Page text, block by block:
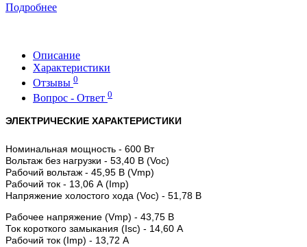
Подробнее
Описание
Характеристики
Отзывы 0
Вопрос - Ответ 0
ЭЛЕКТРИЧЕСКИЕ ХАРАКТЕРИСТИКИ
Номинальная мощность - 600 Вт
Вольтаж без нагрузки - 53,40 В (Voc)
Рабочий вольтаж - 45,95 В (Vmp)
Рабочий ток - 13,06 А (Imp)
Напряжение холостого хода (Voc) - 51,78 В
Рабочее напряжение (Vmp) - 43,75 В
Ток короткого замыкания (Isc) - 14,60 А
Рабочий ток (Imp) - 13,72 А